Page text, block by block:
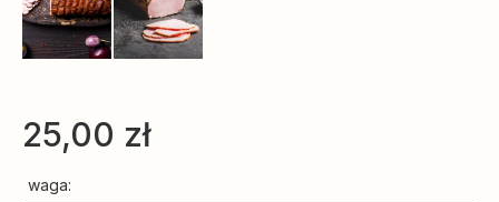
25,00 zł
waga: